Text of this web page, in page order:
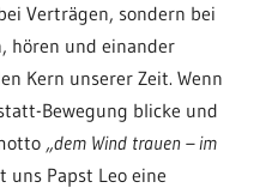
Verträgen, sondern bei
hören und einander
Kern unserer Zeit. Wenn
Bewegung blicke und
„dem Wind trauen – im
uns Papst Leo eine